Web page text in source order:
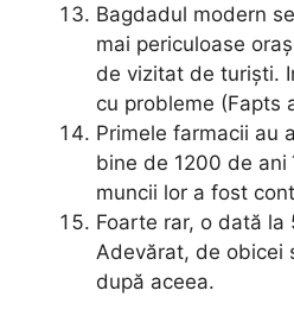
Bagdadul modern
mai periculoase
de vizitat de turiști.
cu probleme (Fapts
Primele farmacii au
bine de 1200 de
muncii lor a fost
Foarte rar, o dată la
Adevărat, de obicei
după aceea.